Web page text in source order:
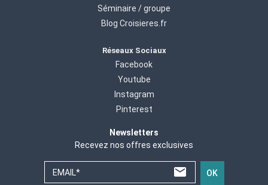
Séminaire / groupe
Blog Croisieres.fr
Réseaux Sociaux
Facebook
Youtube
Instagram
Pinterest
Newsletters
Recevez nos offres exclusives
EMAIL* OK